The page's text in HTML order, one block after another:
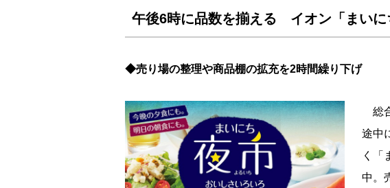
午後6時に品数を揃える イオン「まいに
◆売り場の整理や商品棚の拡充を2時間繰り下げ
総
途中
く「
中。